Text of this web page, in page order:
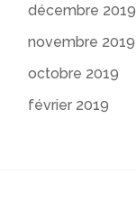
décembre 2019
novembre 2019
octobre 2019
février 2019